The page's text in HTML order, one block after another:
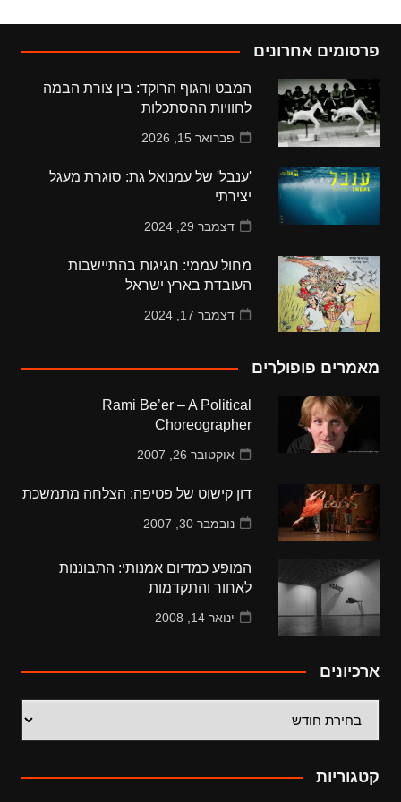
פרסומים אחרונים
המבט והגוף הרוקד: בין צורת הבמה
לחוויות ההסתכלות
פברואר 15, 2026
'ענבל' של עמנואל גת: סוגרת מעגל
יצירתי
דצמבר 29, 2024
מחול עממי: חגיגות בהתיישבות
העובדת בארץ ישראל
דצמבר 17, 2024
מאמרים פופולרים
Rami Be’er – A Political
Choreographer
אוקטובר 26, 2007
דון קישוט של פטיפה: הצלחה מתמשכת
נובמבר 30, 2007
המופע כמדיום אמנותי: התבוננות
לאחור והתקדמות
ינואר 14, 2008
ארכיונים
קטגוריות